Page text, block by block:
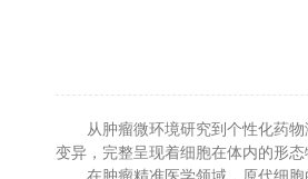
从肿瘤微环境研究到个性化药物
变异，完整呈现着细胞在体内的形